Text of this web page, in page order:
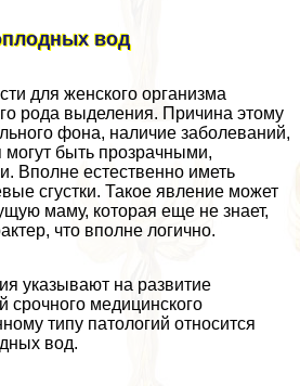
вод
для женского организма
рода выделения. Причина этому
фона, наличие заболеваний,
быть прозрачными,
Вполне естественно иметь
сгустки. Такое явление может
маму, которая еще не знает,
что вполне логично.
указывают на развитие
срочного медицинского
типу патологий относится
вод.